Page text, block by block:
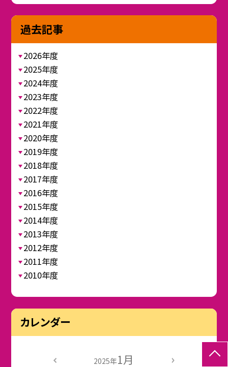
過去記事
2026年度
2025年度
2024年度
2023年度
2022年度
2021年度
2020年度
2019年度
2018年度
2017年度
2016年度
2015年度
2014年度
2013年度
2012年度
2011年度
2010年度
カレンダー
2025年1月